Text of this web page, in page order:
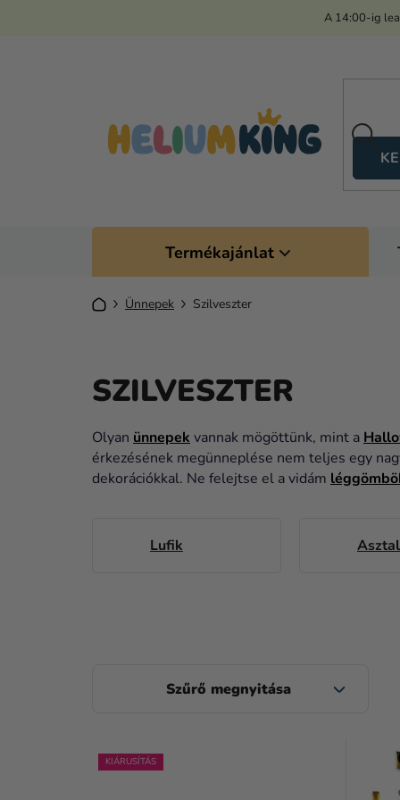
A 14:00-ig
Termékajánlat
KezdőlapÜnnepek Szilveszter
SZILVESZTER
Olyan ünnepek vannak mögöttünk, mint a
érkezésének megünneplése nem teljes egy
dekorációkkal. Ne felejtse el a vidám
Lufik
A
TKIÁRUSÍTÁS